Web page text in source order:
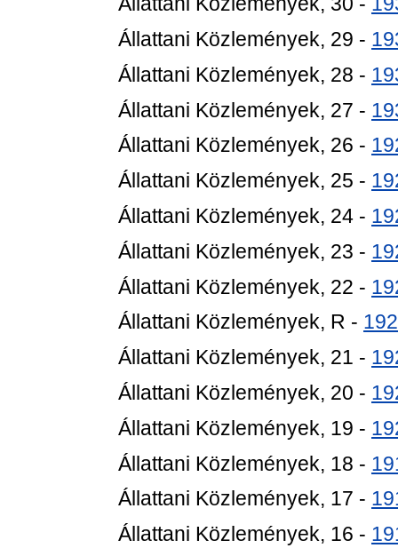
Állattani Közlemények, 29 -
Állattani Közlemények, 28 -
Állattani Közlemények, 27 -
Állattani Közlemények, 26 -
Állattani Közlemények, 25 -
Állattani Közlemények, 24 -
Állattani Közlemények, 23 -
Állattani Közlemények, 22 -
Állattani Közlemények, R -
Állattani Közlemények, 21 -
Állattani Közlemények, 20 -
Állattani Közlemények, 19 -
Állattani Közlemények, 18 -
Állattani Közlemények, 17 -
Állattani Közlemények, 16 -